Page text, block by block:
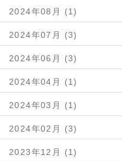
2024年08月 (1)
2024年07月 (3)
2024年06月 (3)
2024年04月 (1)
2024年03月 (1)
2024年02月 (3)
2023年12月 (1)